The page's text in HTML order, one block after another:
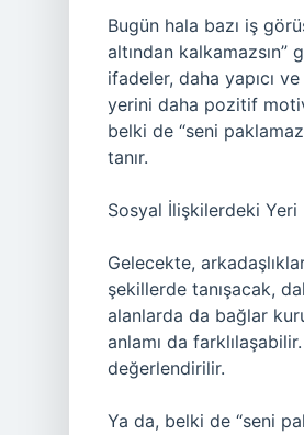
Bugün hala bazı iş
altından
ifadeler, daha yapıcı
yerini daha pozitif
belki de “seni
tanır.
Sosyal İlişkilerdeki Yeri
Gelecekte,
şekillerde tanışacak,
alanlarda da bağlar
anlamı da
değerlendirilir.
Ya da, belki de “seni